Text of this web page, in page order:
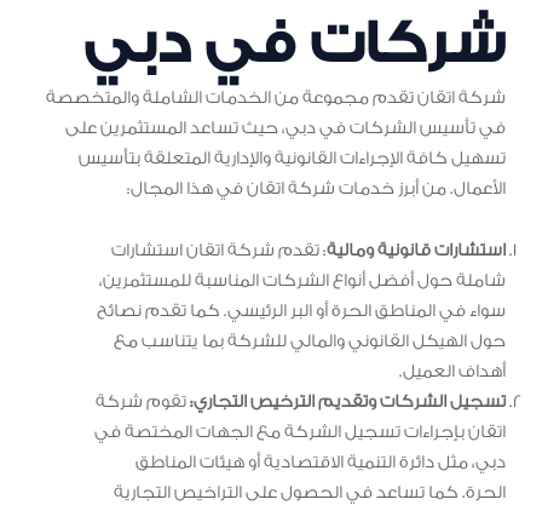
شركات في دبي
شركة اتقان تقدم مجموعة من الخدمات الشاملة والمتخصصة
في تأسيس الشركات في دبي، حيث تساعد المستثمرين على
تسهيل كافة الإجراءات القانونية والإدارية المتعلقة بتأسيس
الأعمال. من أبرز خدمات شركة اتقان في هذا المجال:
استشارات قانونية ومالية: تقدم شركة اتقان استشارات
شاملة حول أفضل أنواع الشركات المناسبة للمستثمرين،
سواء في المناطق الحرة أو البر الرئيسي. كما تقدم نصائح
حول الهيكل القانوني والمالي للشركة بما يتناسب مع
أهداف العميل.
تسجيل الشركات وتقديم الترخيص التجاري:تقوم شركة
اتقان بإجراءات تسجيل الشركة مع الجهات المختصة في
دبي، مثل دائرة التنمية الاقتصادية أو هيئات المناطق
الحرة. كما تساعد في الحصول على التراخيص التجارية